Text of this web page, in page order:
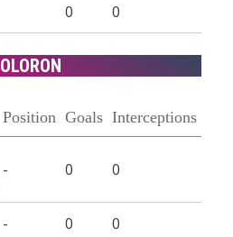
0 0
OLORON
Position Goals Interceptions
- 0 0
- 0 0